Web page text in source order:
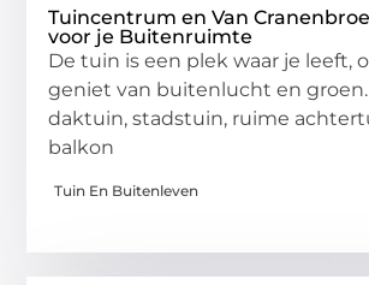
Tuincentrum en Van
voor je Buitenruimte
De tuin is een plek waar je leeft,
geniet van buitenlucht en groen.
daktuin, stadstuin, ruime
balkon
Tuin En Buitenleven